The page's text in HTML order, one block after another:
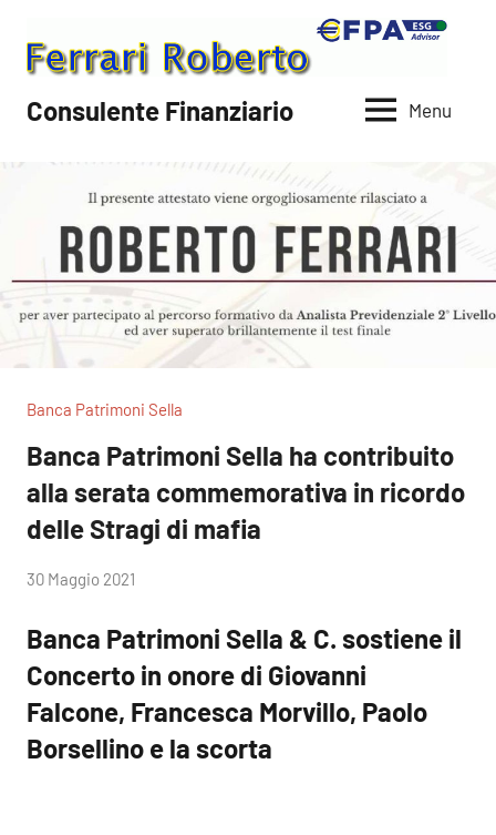
contenuto
Consulente Finanziario Menu
Banca Patrimoni Sella
Banca Patrimoni Sella ha contribuito
alla serata commemorativa in ricordo
delle Stragi di mafia
di
30 Maggio 2021
Banca Patrimoni Sella & C. sostiene il
Concerto in onore di Giovanni
Falcone, Francesca Morvillo, Paolo
Borsellino e la scorta